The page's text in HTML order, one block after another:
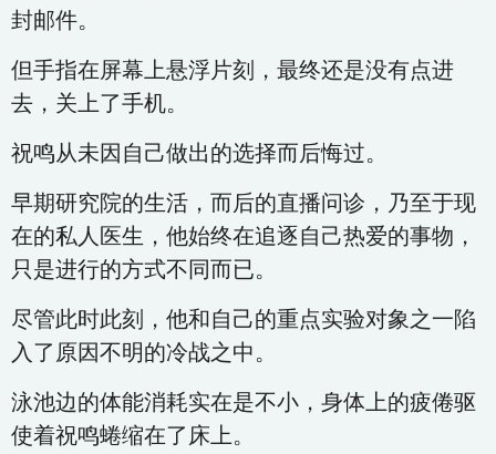
封邮件。
但手指在屏幕上悬浮片刻，最终还是没有点进
去，关上了手机。
祝鸣从未因自己做出的选择而后悔过。
早期研究院的生活，而后的直播问诊，乃至于现
在的私人医生，他始终在追逐自己热爱的事物，
只是进行的方式不同而已。
尽管此时此刻，他和自己的重点实验对象之一陷
入了原因不明的冷战之中。
泳池边的体能消耗实在是不小，身体上的疲倦驱
使着祝鸣蜷缩在了床上。